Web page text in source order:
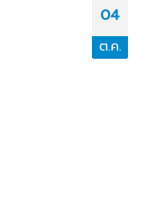
04
ต.ค.